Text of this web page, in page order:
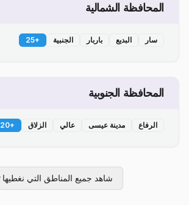
المحافظة الشمالية
سار البديع باربار الجنبية +
25
المحافظة الجنوبية
الرفاع مدينة عيسى عالي الزلاق +
20
شاهد جميع المناطق التي نغطيها